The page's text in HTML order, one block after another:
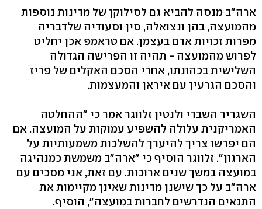
ארה"ב מנסה להביא גם לסילוקן של מדינות נוספות
מהמועצה, בהן ונצואלה, סין וסעודיה שלדבריה
מפרות זכויות אדם בעצמן. אם טראמפ אכן יחליט
לפרוש מהמועצה - תהיה זו הפרישה הגדולה
השלישית בכהונתו, אחרי הסכם האקלים של פריז
והסכם הגרעין עם איראן והמעצמות.
השגריר השבדי ולנטין זלווגר אמר כי "ההחלטה
האמריקנית עלולה להשפיע עמוקות על המועצה. אם
הם יפרשו צריך להיערך להשלכות משמעותיות על
הארגון". זלווגר הוסיף כי "ארה"ב משמשת כמנהיגה
במועצה במשך שנים ארוכות. עם זאת, אני מסכים עם
ארה"ב על כך שישנן מדינות שאינן מקיימות את
התנאים הנדרשים לחברות במועצה", הוסיף.